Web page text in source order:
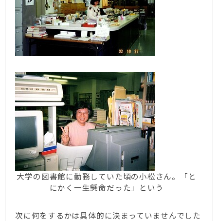
大学の図書館に勤務していた頃の小松さん。「と
にかく一生懸命だった」という
次に何をするかは具体的に決まっていませんでした